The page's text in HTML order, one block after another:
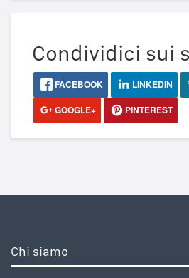
Condividici sui
FACEBOOK LINKEDIN
GOOGLE+
PINTEREST
Chi siamo